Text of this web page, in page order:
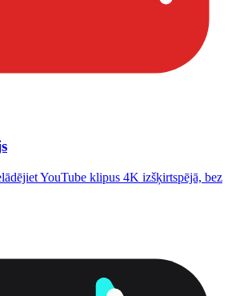
YouTube klipus 4K izšķirtspējā, bez